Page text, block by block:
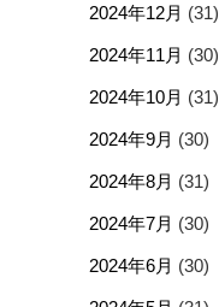
2024年12月 (31)
2024年11月 (30)
2024年10月 (31)
2024年9月 (30)
2024年8月 (31)
2024年7月 (30)
2024年6月 (30)